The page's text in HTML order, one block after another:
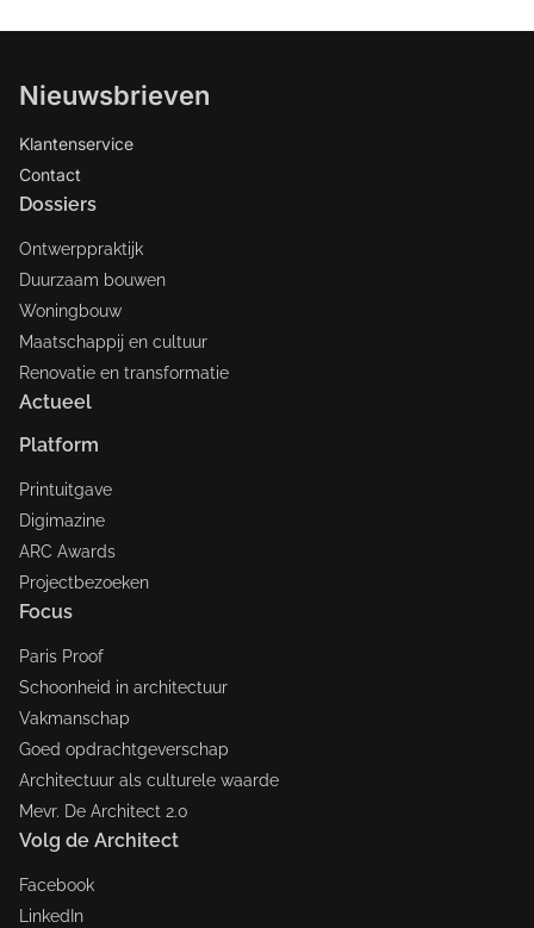
Nieuwsbrieven
Klantenservice
Contact
Dossiers
Ontwerppraktijk
Duurzaam bouwen
Woningbouw
Maatschappij en cultuur
Renovatie en transformatie
Actueel
Platform
Printuitgave
Digimazine
ARC Awards
Projectbezoeken
Focus
Paris Proof
Schoonheid in architectuur
Vakmanschap
Goed opdrachtgeverschap
Architectuur als culturele waarde
Mevr. De Architect 2.0
Volg de Architect
Facebook
LinkedIn